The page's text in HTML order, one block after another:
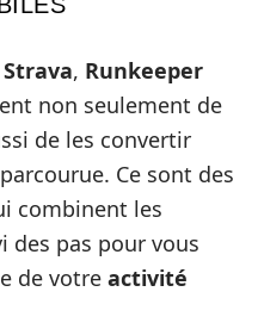
Strava, Runkeeper
non seulement de
de les convertir
Ce sont des
combinent les
des pas pour vous
de votre activité